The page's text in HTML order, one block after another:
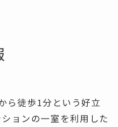
ら徒歩1分という好立
ョンの一室を利用した